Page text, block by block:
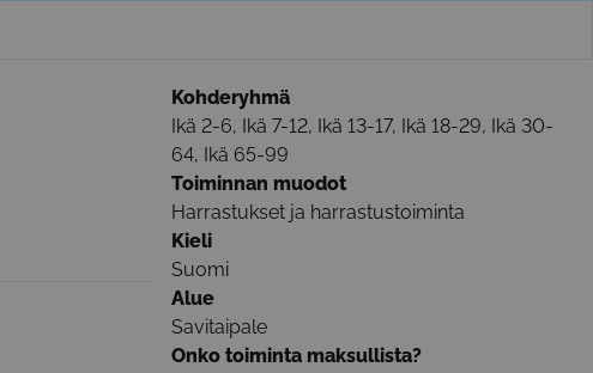
Kohderyhmä
Ikä 2-6, Ikä 7-12, Ikä 13-17, Ikä 18-29, Ikä 30-
64, Ikä 65-99
Toiminnan muodot
Harrastukset ja harrastustoiminta
Kieli
Suomi
Alue
Savitaipale
Onko toiminta maksullista?